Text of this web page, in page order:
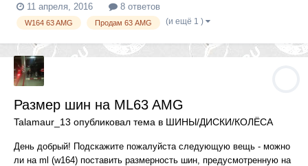
близко к идеалу. Владею 8 месяцев, за это время сделано очень
много( поменян радиатор, все прокладки резинки сальники на...
11 апреля, 2016 8 ответов
W164 63 AMG Продам 63 AMG (и ещё 1 )
Размер шин на ML63 AMG
Talamaur_13 опубликовал тема в ШИНЫ/ДИСКИ/КОЛЁСА
День добрый! Подскажите пожалуйста следующую вещь - можно
ли на ml (w164) поставить размерность шин, предусмотренную на